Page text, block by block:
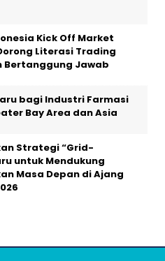
Kick Off Market
Literasi Trading
Bertanggung Jawab
bagi Industri Farmasi
Bay Area dan Asia
Strategi “Grid-
untuk Mendukung
Masa Depan di Ajang